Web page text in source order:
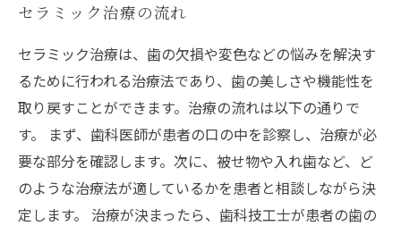
セラミック治療の流れ
セラミック治療は、歯の欠損や変色などの悩みを解決す
るために行われる治療法であり、歯の美しさや機能性を
取り戻すことができます。治療の流れは以下の通りで
す。 まず、歯科医師が患者の口の中を診察し、治療が必
要な部分を確認します。次に、被せ物や入れ歯など、ど
のような治療法が適しているかを患者と相談しながら決
定します。 治療が決まったら、歯科技工士が患者の歯の